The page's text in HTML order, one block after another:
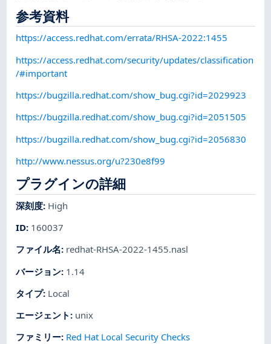
参考資料
https://access.redhat.com/errata/RHSA-2022:1455
https://access.redhat.com/security/updates/classification
/#important
https://bugzilla.redhat.com/show_bug.cgi?id=2029923
https://bugzilla.redhat.com/show_bug.cgi?id=2051505
https://bugzilla.redhat.com/show_bug.cgi?id=2056830
http://www.nessus.org/u?230e8f99
プラグインの詳細
深刻度: High
ID: 160037
ファイル名: redhat-RHSA-2022-1455.nasl
バージョン: 1.14
タイプ: Local
エージェント : unix
ファミリー: Red Hat Local Security Checks